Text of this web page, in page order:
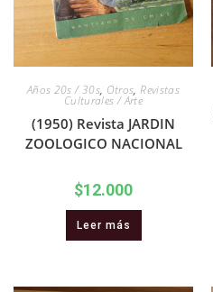
Años 20s / 30s, Otros,Revistas
Culturales / Arte
(1950) Revista JARDIN
ZOOLOGICO NACIONAL
$12.000
Leer más